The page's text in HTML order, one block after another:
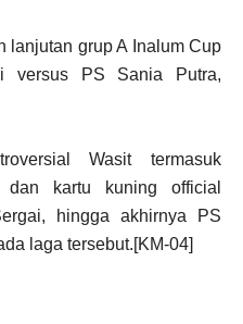
lanjutan grup A Inalum Cup
versus PS Sania Putra,
Wasit termasuk
dan kartu kuning official
hingga akhirnya PS
laga tersebut.[KM-04]